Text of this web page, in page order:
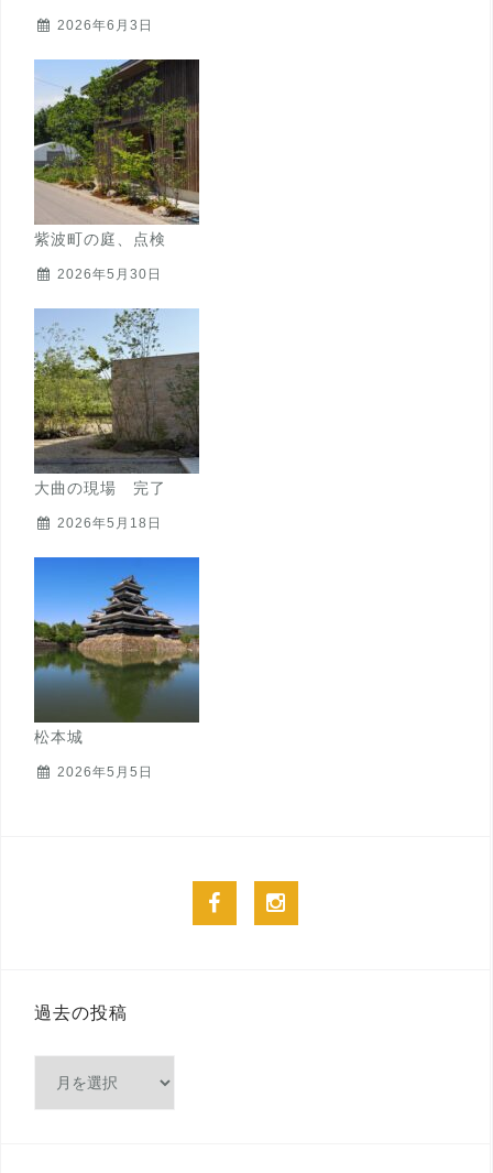
2026年6月3日
紫波町の庭、点検
2026年5月30日
大曲の現場 完了
2026年5月18日
松本城
2026年5月5日
facebook
過去の投稿